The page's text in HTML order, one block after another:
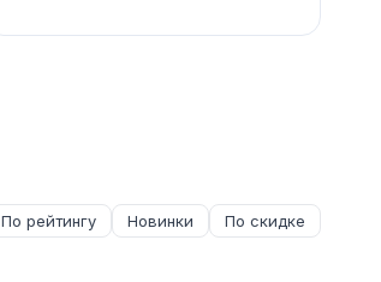
По рейтингу Новинки По скидке